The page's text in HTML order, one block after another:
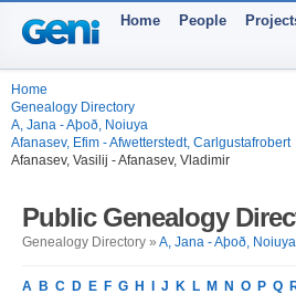
Home People
Home
Genealogy Directory
A, Jana - Aþoð, Noiuya
Afanasev, Efim - Afwetterstedt, Carlgustafrobert
Afanasev, Vasilij - Afanasev, Vladimir
Public Genealogy
Genealogy Directory » A, Jana - Aþoð, Noiuya
A B C D E F G H J K L M N O P Q